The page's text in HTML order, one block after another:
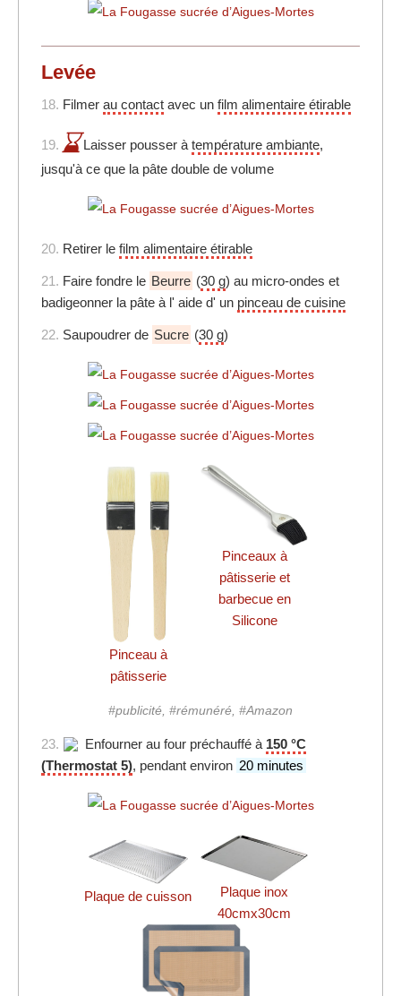
Levée
18. Filmer au contact avec un film alimentaire étirable
19. Laisser pousser àtempérature ambiante,
jusqu'à ce que la pâte double de volume
20. Retirer le film alimentaire étirable
21. Faire fondre le Beurre (30 g) au micro-ondes et
badigeonner la pâte à l' aide d' un pinceau de cuisine
22. Saupoudrer de Sucre (30 g)
Pinceau à
pâtisserie
Pinceaux à
pâtisserie et
barbecue en
Silicone
#publicité, #rémunéré, #Amazon
23. Enfourner au four préchauffé à 150 °C
(Thermostat 5), pendant environ 20 minutes
Plaque de cuisson
Plaque inox
40cmx30cm